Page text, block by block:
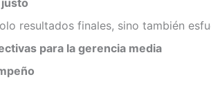
resultados finales, sino también
para la gerencia media